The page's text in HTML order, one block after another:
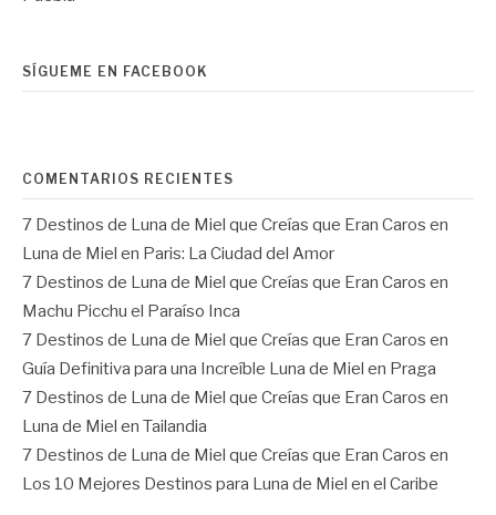
SÍGUEME EN FACEBOOK
COMENTARIOS RECIENTES
7 Destinos de Luna de Miel que Creías que Eran Caros en
Luna de Miel en Paris: La Ciudad del Amor
7 Destinos de Luna de Miel que Creías que Eran Caros en
Machu Picchu el Paraíso Inca
7 Destinos de Luna de Miel que Creías que Eran Caros en
Guía Definitiva para una Increíble Luna de Miel en Praga
7 Destinos de Luna de Miel que Creías que Eran Caros en
Luna de Miel en Tailandia
7 Destinos de Luna de Miel que Creías que Eran Caros en
Los 10 Mejores Destinos para Luna de Miel en el Caribe